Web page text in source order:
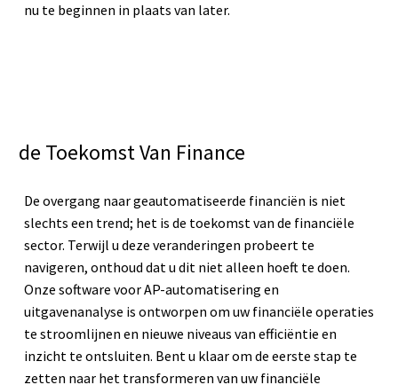
nu te beginnen in plaats van later.
de Toekomst Van Finance
De overgang naar geautomatiseerde financiën is niet
slechts een trend; het is de toekomst van de financiële
sector. Terwijl u deze veranderingen probeert te
navigeren, onthoud dat u dit niet alleen hoeft te doen.
Onze software voor AP-automatisering en
uitgavenanalyse is ontworpen om uw financiële operaties
te stroomlijnen en nieuwe niveaus van efficiëntie en
inzicht te ontsluiten. Bent u klaar om de eerste stap te
zetten naar het transformeren van uw financiële